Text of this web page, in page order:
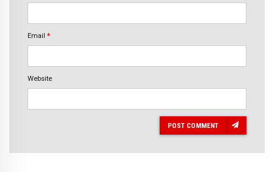
Email *
Website
POST COMMENT